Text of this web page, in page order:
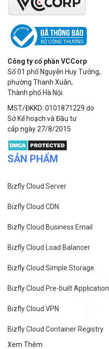
Công ty cổ phần VCCorp
Số 01 phố Nguyễn Huy Tưởng,
phường Thanh Xuân,
Thành phố Hà Nội.
MST/ĐKKD: 0101871229 do
Sở Kế hoạch và Đầu tư
cấp ngày 27/8/2015
SẢN PHẨM
Bizfly Cloud Server
Bizfly Cloud CDN
Bizfly Cloud Business Email
Bizfly Cloud Load Balancer
Bizfly Cloud Simple Storage
Bizfly Cloud Pre-built Application
Bizfly Cloud VPN
Bizfly Cloud Container Registry
Xem Thêm